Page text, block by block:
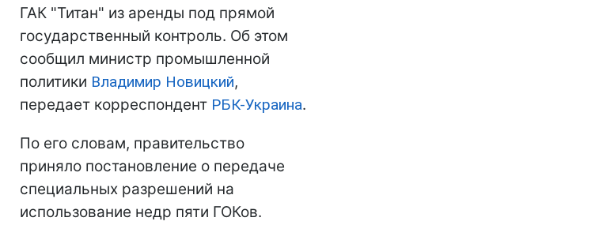
ГАК "Титан" из аренды под прямой
государственный контроль. Об этом
сообщил министр промышленной
политики Владимир Новицкий,
передает корреспондент РБК-Украина.
По его словам, правительство
приняло постановление о передаче
специальных разрешений на
использование недр пяти ГОКов.